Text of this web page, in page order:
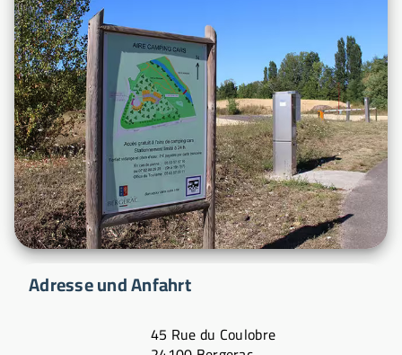
Adresse und Anfahrt
45 Rue du Coulobre